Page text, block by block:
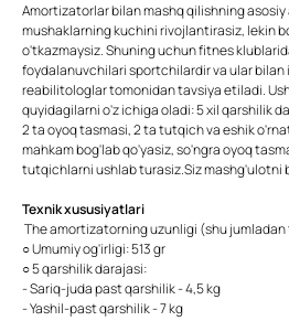
Amortizatorlar bilan mashq qilishning
mushaklarning kuchini rivojlantirasiz, lekin
o'tkazmaysiz. Shuning uchun fitnes
foydalanuvchilari sportchilardir va ular
reabilitologlar tomonidan tavsiya etiladi.
quyidagilarni o'z ichiga oladi: 5 xil qarshilik
2 ta oyoq tasmasi, 2 ta tutqich va eshik
mahkam bog'lab qo'yasiz, so'ngra oyoq
tutqichlarni ushlab turasiz.Siz mashg'ulotni
Texnik xususiyatlari
The amortizatorning uzunligi (shu
○ Umumiy og'irligi: 513 gr
○ 5 qarshilik darajasi:
- Sariq-juda past qarshilik - 4,5 kg
- Yashil-past qarshilik - 7 kg